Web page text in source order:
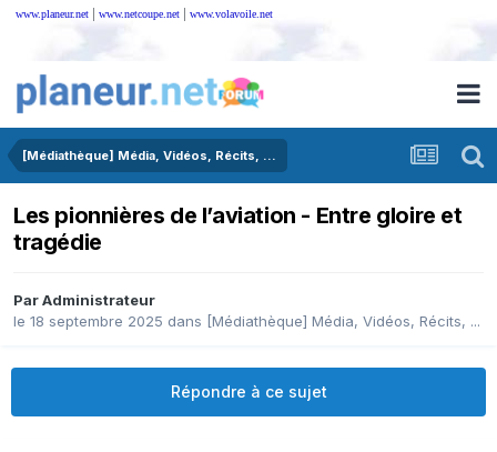
www.planeur.net | www.netcoupe.net | www.volavoile.net
[Médiathèque] Média, Vidéos, Récits, ...
Les pionnières de l’aviation - Entre gloire et
tragédie
ParAdministrateur
le 18 septembre 2025 dans [Médiathèque] Média, Vidéos, Récits, ...
Répondre à ce sujet